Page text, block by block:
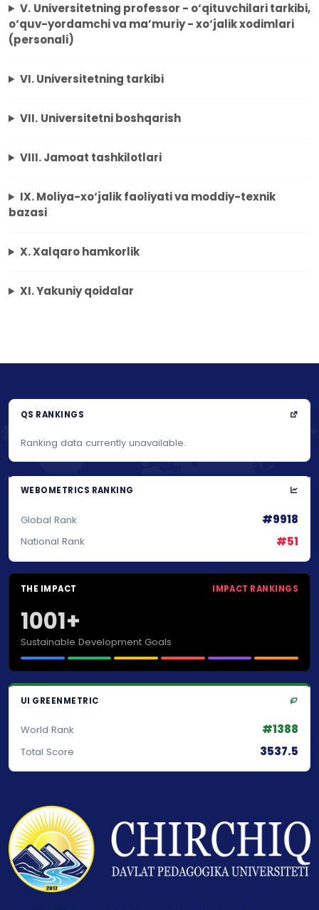
V. Universitetning professor - o‘qituvchilari tarkibi,
o‘quv-yordamchi va ma’muriy - xo‘jalik xodimlari
(personali)
VI. Universitetning tarkibi
VII. Universitetni boshqarish
VIII. Jamoat tashkilotlari
IX. Moliya-xo‘jalik faoliyati va moddiy-texnik
bazasi
X. Xalqaro hamkorlik
XI. Yakuniy qoidalar
QS RANKINGS
Ranking data currently unavailable.
WEBOMETRICS RANKING
Global Rank #9918
National Rank #51
THE IMPACT IMPACT RANKINGS
1001+
Sustainable Development Goals
UI GREENMETRIC
World Rank #1388
Total Score 3537.5